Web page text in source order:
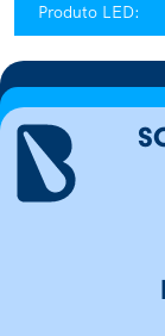
Produto LED: